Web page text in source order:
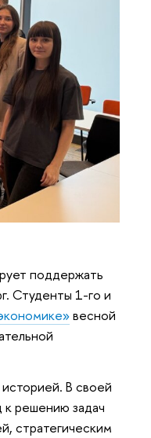
поддержать
Студенты 1-го и
весной
В своей
решению задач
стратегическим